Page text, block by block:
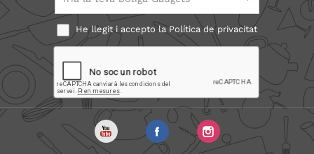
He llegit i accepto laPolítica de privacitat